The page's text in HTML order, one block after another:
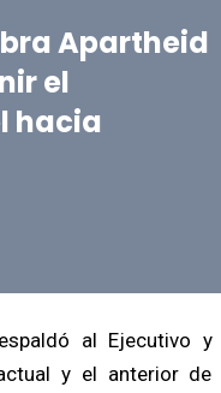
Apartheid
el
hacia
al Ejecutivo y
y el anterior de